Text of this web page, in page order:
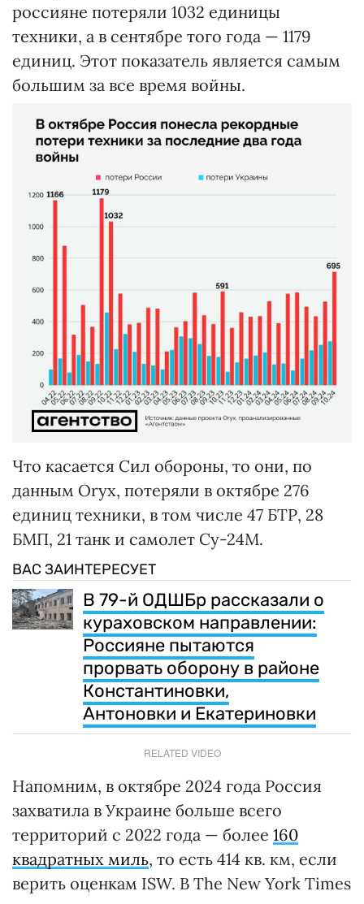
россияне потеряли 1032 единицы
техники, а в сентябре того года — 1179
единиц. Этот показатель является самым
большим за все время войны.
Что касается Сил обороны, то они, по
данным Oryx, потеряли в октябре 276
единиц техники, в том числе 47 БТР, 28
БМП, 21 танк и самолет Су-24М.
ВАС ЗАИНТЕРЕСУЕТ
В 79-й ОДШБр рассказали о
кураховском направлении:
Россияне пытаются
прорвать оборону в районе
Константиновки,
Антоновки и Екатериновки
RELATED VIDEO
Напомним, в октябре 2024 года Россия
захватила в Украине больше всего
территорий с 2022 года — более 160
квадратных миль, то есть 414 кв. км, если
верить оценкам ISW. В The New York Times